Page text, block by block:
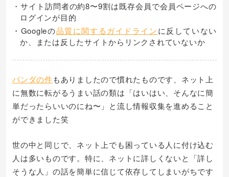
・サイト訪問者の約8〜9割は既存会員で会員ページへの
ログインが目的
・Googleの品質に関するガイドラインに反していない
か、または反したサイトからリンクされていないか
パンダの件もありましたので慣れたものです、ネット上
に無数に転がるうまい話の類は「はいはい、そんなに簡
単だったらいいのにね〜」と流し情報収集を進めること
ができました笑
世の中と同じで、ネット上でも困っている人に付け込む
人は多いものです。特に、ネットに詳しくないと「詳し
そうな人」の話を簡単に信じて依存してしまいがちです